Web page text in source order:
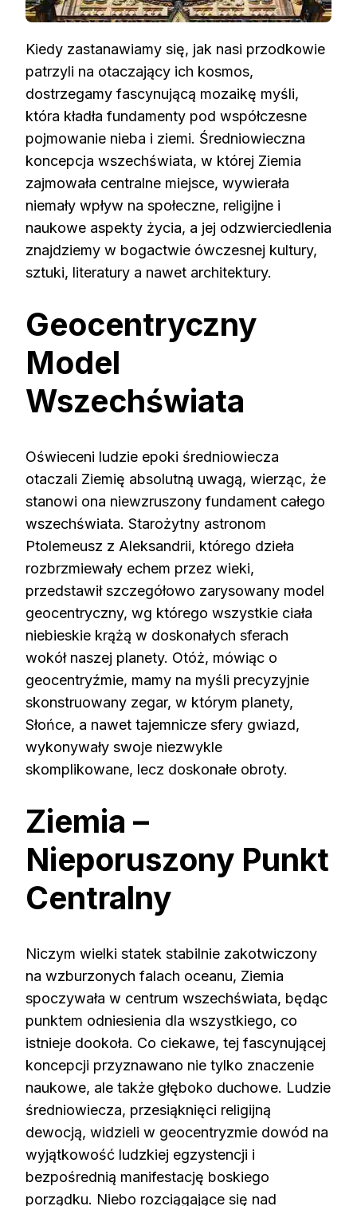
Kiedy zastanawiamy się, jak nasi przodkowie
patrzyli na otaczający ich kosmos,
dostrzegamy fascynującą mozaikę myśli,
która kładła fundamenty pod współczesne
pojmowanie nieba i ziemi. Średniowieczna
koncepcja wszechświata, w której Ziemia
zajmowała centralne miejsce, wywierała
niemały wpływ na społeczne, religijne i
naukowe aspekty życia, a jej odzwierciedlenia
znajdziemy w bogactwie ówczesnej kultury,
sztuki, literatury a nawet architektury.
Geocentryczny
Model
Wszechświata
Oświeceni ludzie epoki średniowiecza
otaczali Ziemię absolutną uwagą, wierząc, że
stanowi ona niewzruszony fundament całego
wszechświata. Starożytny astronom
Ptolemeusz z Aleksandrii, którego dzieła
rozbrzmiewały echem przez wieki,
przedstawił szczegółowo zarysowany model
geocentryczny, wg którego wszystkie ciała
niebieskie krążą w doskonałych sferach
wokół naszej planety. Otóż, mówiąc o
geocentryźmie, mamy na myśli precyzyjnie
skonstruowany zegar, w którym planety,
Słońce, a nawet tajemnicze sfery gwiazd,
wykonywały swoje niezwykle
skomplikowane, lecz doskonałe obroty.
Ziemia –
Nieporuszony Punkt
Centralny
Niczym wielki statek stabilnie zakotwiczony
na wzburzonych falach oceanu, Ziemia
spoczywała w centrum wszechświata, będąc
punktem odniesienia dla wszystkiego, co
istnieje dookoła. Co ciekawe, tej fascynującej
koncepcji przyznawano nie tylko znaczenie
naukowe, ale także głęboko duchowe. Ludzie
średniowiecza, przesiąknięci religijną
dewocją, widzieli w geocentryzmie dowód na
wyjątkowość ludzkiej egzystencji i
bezpośrednią manifestację boskiego
porządku. Niebo rozciągające się nad